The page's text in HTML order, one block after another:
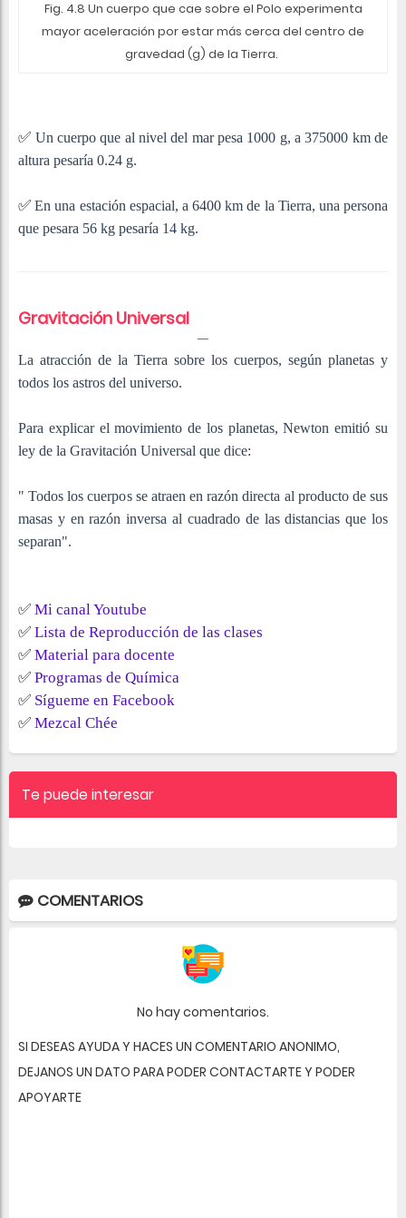
Fig. 4.8 Un cuerpo que cae sobre el Polo experimenta
mayor aceleración por estar más cerca del centro de
gravedad (g) de la Tierra.
✅ Un cuerpo que al nivel del mar pesa 1000 g, a 375000 km de
altura pesaría 0.24 g.
✅En una estación espacial, a 6400 km de la Tierra, una persona
que pesara 56 kg pesaría 14 kg.
Gravitación Universal
La atracción de la Tierra sobre los cuerpos, según planetas y
todos los astros del universo.
Para explicar el movimiento de los planetas, Newton emitió su
ley de la Gravitación Universal que dice:
" Todos los cuerpos se atraen en razón directa al producto de sus
masas y en razón inversa al cuadrado de las distancias que los
separan".
✅ Mi canal Youtube
✅ Lista de Reproducción de las clases
✅ Material para docente
✅ Programas de Química
✅ Sígueme en Facebook
✅ Mezcal Chée
Te puede interesar
COMENTARIOS
No hay comentarios.
SI DESEAS AYUDA Y HACES UN COMENTARIO ANONIMO,
DEJANOS UN DATO PARA PODER CONTACTARTE Y PODER
APOYARTE